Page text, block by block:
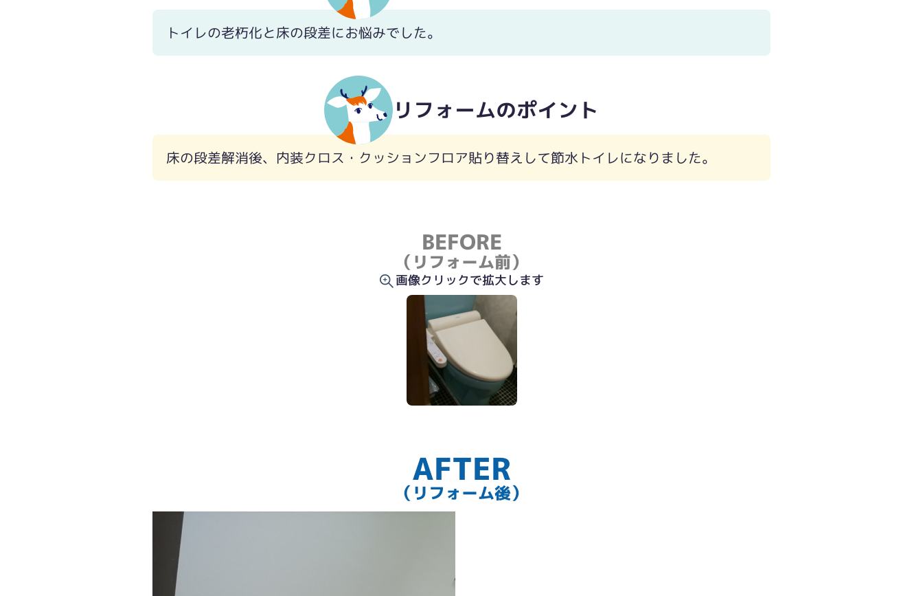
トイレの老朽化と床の段差にお悩みでした。
リフォームのポイント
床の段差解消後、内装クロス・クッションフロア貼り替えして節水トイレになりました。
BEFORE
（リフォーム前）
画像クリックで拡大します
AFTER
（リフォーム後）